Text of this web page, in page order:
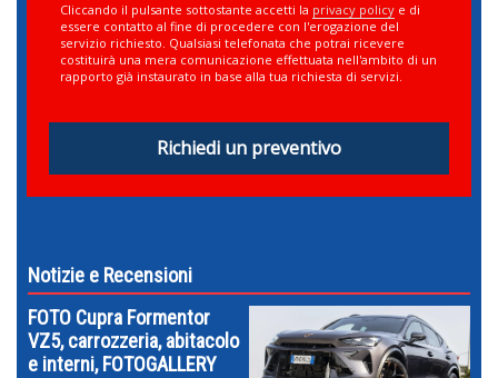
Cliccando il pulsante sottostante accetti la privacy policy e di
essere contatto al fine di procedere con l'erogazione del
servizio richiesto. Qualsiasi telefonata che potrai ricevere
costituirà una mera comunicazione effettuata nell'ambito di un
rapporto già instaurato in base alla tua richiesta di servizi.
Richiedi un preventivo
Notizie e Recensioni
FOTO Cupra Formentor
VZ5, carrozzeria, abitacolo
e interni, FOTOGALLERY